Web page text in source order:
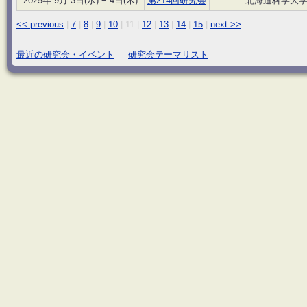
<< previous 7 8 9 10 11 12 13 14 15 next >>
最近の研究会・イベント 研究会テーマリスト